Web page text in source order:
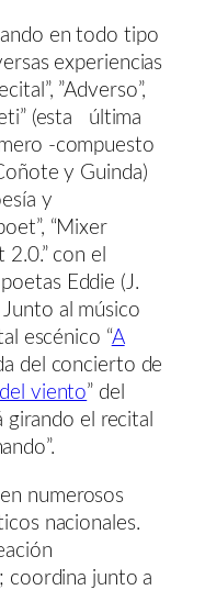
en todo tipo
experiencias
”Adverso”,
(esta última
-compuesto
y Guinda)
y
“Mixer
con el
Eddie (J.
al músico
escénico “A
del concierto de
viento” del
el recital
numerosos
nacionales.
coordina junto a